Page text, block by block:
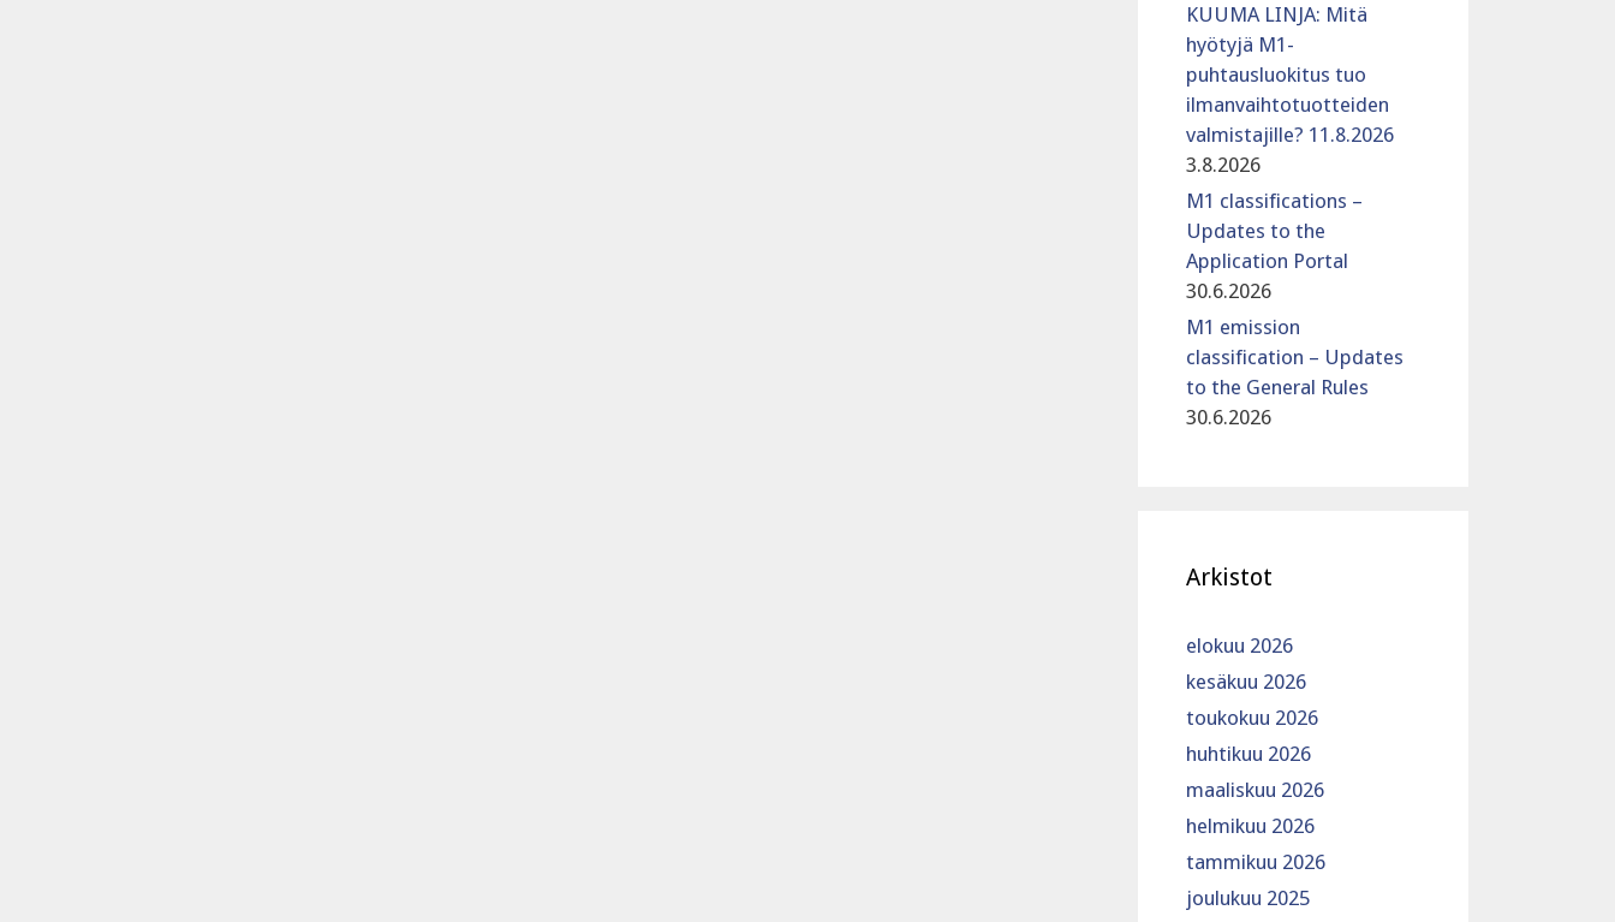
KUUMA LINJA: Mitä
hyötyjä M1-
puhtausluokitus tuo
ilmanvaihtotuotteiden
valmistajille? 11.8.2026
3.8.2026
M1 classifications –
Updates to the
Application Portal
30.6.2026
M1 emission
classification – Updates
to the General Rules
30.6.2026
Arkistot
elokuu 2026
kesäkuu 2026
toukokuu 2026
huhtikuu 2026
maaliskuu 2026
helmikuu 2026
tammikuu 2026
joulukuu 2025